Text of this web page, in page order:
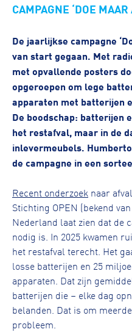
CAMPAGNE ‘DOE MAAR
De jaarlijkse campagne
van start gegaan. Met
met opvallende posters
opgeroepen om lege
apparaten met batterijen
De boodschap: batterijen
het restafval, maar in de
inlevermeubels.
de campagne in een
Recent onderzoek naar
Stichting OPEN (bekend
Nederland laat zien dat de
nodig is. In 2025 kwamen
het restafval terecht. Het
losse batterijen en 25
apparaten. Dat zijn
batterijen die – elke dag
belanden. Dat is om
probleem.